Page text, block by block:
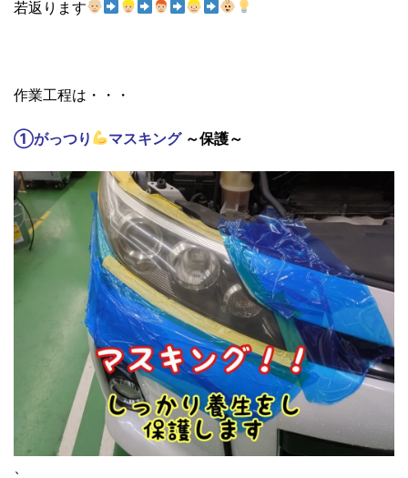
若返ります
作業工程は・・・
①がっつり マスキング ～保護～
、